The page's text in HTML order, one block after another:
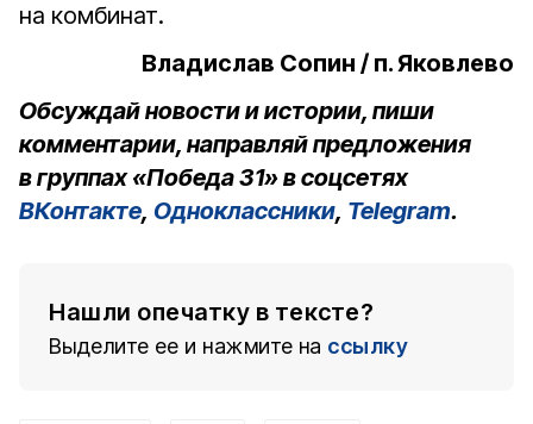
на комбинат.
Владислав Сопин / п. Яковлево
Обсуждай новости и истории, пиши
комментарии, направляй предложения
в группах «Победа 31» в соцсетях
ВКонтакте, Одноклассники, Telegram.
Нашли опечатку в тексте?
Выделите ее и нажмите на ссылку